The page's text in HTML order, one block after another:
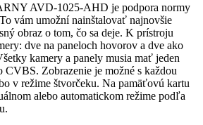
AVD-1025-AHD je podpora normy
vám umožní nainštalovať najnovšie
obraz o tom, čo sa deje. K prístroju
dve na paneloch hovorov a dve ako
kamery a panely musia mať jeden
Zobrazenie je možné s každou
v režime štvorčeku. Na pamäťovú kartu
alebo automatickom režime podľa